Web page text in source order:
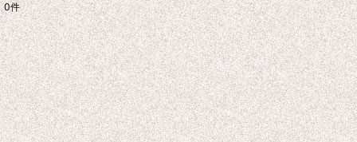
表示数:
並び順:
絞り込む
0件